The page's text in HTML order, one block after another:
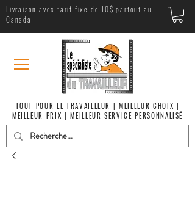
Livraison avec tarif fixe de 10$ partout au
Canada
TOUT POUR LE TRAVAILLEUR | MEILLEUR CHOIX |
MEILLEUR PRIX | MEILLEUR SERVICE PERSONNALISÉ